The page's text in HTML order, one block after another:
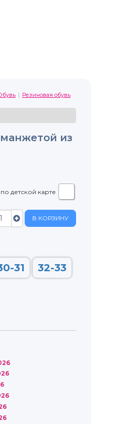
Резиновая обувь
из
детской карте
В КОРЗИНУ
31 32-33